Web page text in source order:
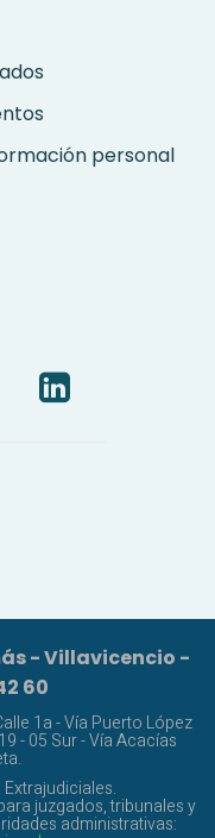
personal
- Villavicencio -
60
1a - Vía Puerto López
- 05 Sur - Vía Acacías
juzgados, tribunales y
administrativas: